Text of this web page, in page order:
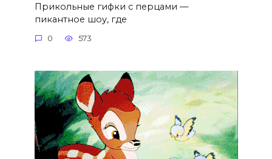
Прикольные гифки с перцами —
пикантное шоу, где
0 573